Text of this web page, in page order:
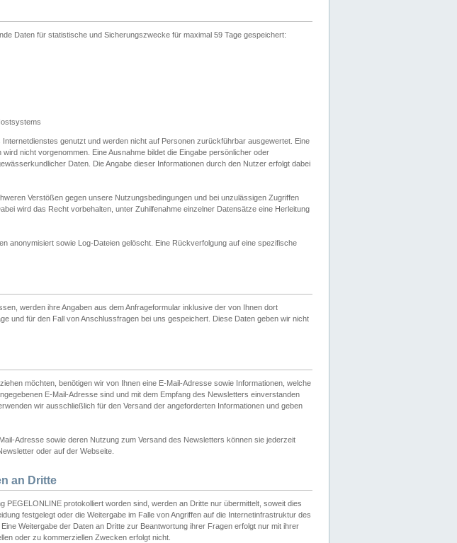
Daten für statistische und Sicherungszwecke für maximal 59 Tage gespeichert:
genutzt und werden nicht auf Personen zurückführbar ausgewertet. Eine
nicht vorgenommen. Eine Ausnahme bildet die Eingabe persönlicher oder
Daten. Die Angabe dieser Informationen durch den Nutzer erfolgt dabei
Verstößen gegen unsere Nutzungsbedingungen und bei unzulässigen Zugriffen
wird das Recht vorbehalten, unter Zuhilfenahme einzelner Datensätze eine Herleitung
anonymisiert sowie Log-Dateien gelöscht. Eine Rückverfolgung auf eine spezifische
werden ihre Angaben aus dem Anfrageformular inklusive der von Ihnen dort
und für den Fall von Anschlussfragen bei uns gespeichert. Diese Daten geben wir nicht
möchten, benötigen wir von Ihnen eine E-Mail-Adresse sowie Informationen, welche
E-Mail-Adresse sind und mit dem Empfang des Newsletters einverstanden
wir ausschließlich für den Versand der angeforderten Informationen und geben
Adresse sowie deren Nutzung zum Versand des Newsletters können sie jederzeit
oder auf der Webseite.
an Dritte
PEGELONLINE protokolliert worden sind, werden an Dritte nur übermittelt, soweit dies
festgelegt oder die Weitergabe im Falle von Angriffen auf die Internetinfrastruktur des
Weitergabe der Daten an Dritte zur Beantwortung ihrer Fragen erfolgt nur mit ihrer
oder zu kommerziellen Zwecken erfolgt nicht.